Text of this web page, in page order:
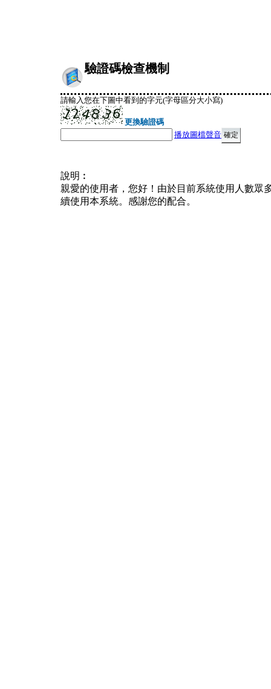
驗證碼檢查機制
請輸入您在下圖中看到的字元(字母區分大小寫)
更換驗證碼
播放圖檔聲音
說明︰
親愛的使用者，您好！由於目前系統使用人數眾
續使用本系統。感謝您的配合。